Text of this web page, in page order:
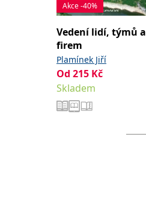
Akce -40%
Vedení lidí, týmů a
firem
Plamínek Jiří
Od 215 Kč
Skladem